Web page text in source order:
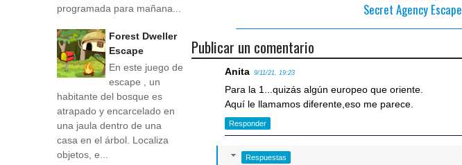
Secret Agency Escape
Publicar un comentario
Anita 9/11/21, 19:23
Para la 1...quizás algún europeo que oriente.
Aquí le llamamos diferente,eso me parece.
Responder
Respuestas
programada para mañana...
Forest Dweller
Escape
En este juego de
escape , un
habitante del bosque es
atrapado y encarcelado en
una jaula dentro de una
casa en el árbol. Localiza
objetos, e...